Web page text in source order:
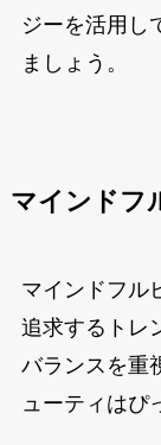
ジーを活用し
ましょう。
マインドフ
マインドフル
追求するトレ
バランスを重
ューティはぴ